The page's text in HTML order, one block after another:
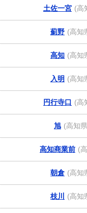
土佐一宮 (高
薊野 (高知
高知 (高知
入明 (高知
円行寺口 (高
旭 (高知
高知商業前 (
朝倉 (高知
枝川 (高知